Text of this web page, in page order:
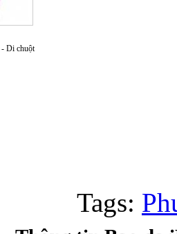
- Di chuột
Tags: